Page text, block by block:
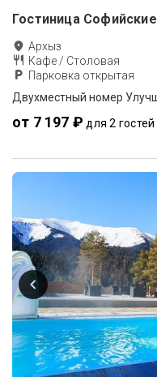
Гостиница
Архыз
Кафе / Столовая
Парковка открытая
Двухместный номер
от 7 197 ₽ для 2 гостей